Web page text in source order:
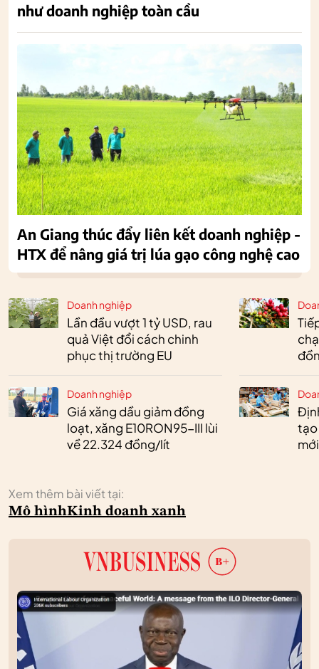
Doanh nghiệp
Lần đầu vượt 1 tỷ USD, rau
quả Việt đổi cách chinh
phục thị trường EU
Doanh nghiệp
Giá xăng dầu giảm đồng
loạt, xăng E10RON95-III lùi
về 22.324 đồng/lít
tạo
Xem thêm bài viết tại:
Mô hìnhKinh doanh xanh
như doanh nghiệp toàn cầu
An Giang thúc đẩy liên kết doanh nghiệp -
HTX để nâng giá trị lúa gạo công nghệ cao